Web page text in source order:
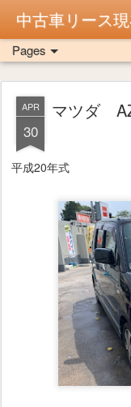
Pages
APR
30
マツダ
平成20年式